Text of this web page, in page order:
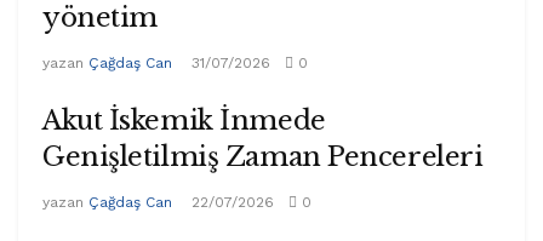
yönetim
yazan Çağdaş Can 31/07/2026 0
Akut İskemik İnmede
Genişletilmiş Zaman Pencereleri
yazan Çağdaş Can 22/07/2026 0